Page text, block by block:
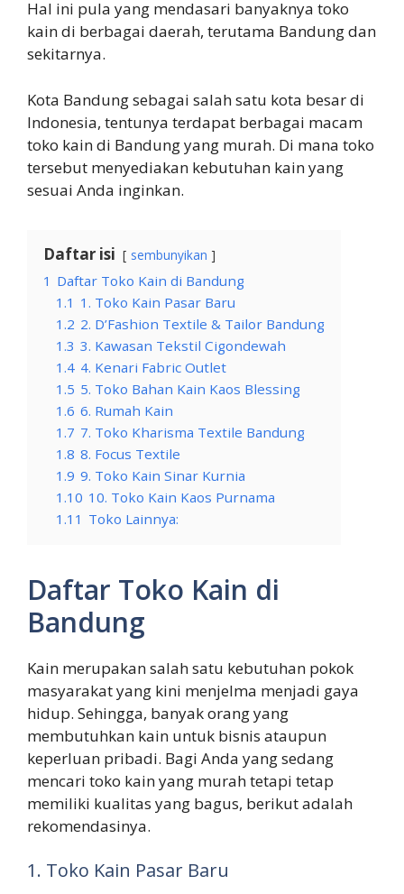
Hal ini pula yang mendasari banyaknya toko
kain di berbagai daerah, terutama Bandung dan
sekitarnya.
Kota Bandung sebagai salah satu kota besar di
Indonesia, tentunya terdapat berbagai macam
toko kain di Bandung yang murah. Di mana toko
tersebut menyediakan kebutuhan kain yang
sesuai Anda inginkan.
Daftar isi sembunyikan
1 Daftar Toko Kain di Bandung
1.1 1. Toko Kain Pasar Baru
1.2 2. D’Fashion Textile & Tailor Bandung
1.3 3. Kawasan Tekstil Cigondewah
1.4 4. Kenari Fabric Outlet
1.5 5. Toko Bahan Kain Kaos Blessing
1.6 6. Rumah Kain
1.7 7. Toko Kharisma Textile Bandung
1.8 8. Focus Textile
1.9 9. Toko Kain Sinar Kurnia
1.10 10. Toko Kain Kaos Purnama
1.11 Toko Lainnya:
Daftar Toko Kain di
Bandung
Kain merupakan salah satu kebutuhan pokok
masyarakat yang kini menjelma menjadi gaya
hidup. Sehingga, banyak orang yang
membutuhkan kain untuk bisnis ataupun
keperluan pribadi. Bagi Anda yang sedang
mencari toko kain yang murah tetapi tetap
memiliki kualitas yang bagus, berikut adalah
rekomendasinya.
1. Toko Kain Pasar Baru